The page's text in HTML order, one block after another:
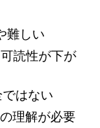
難しい
読性が下が
はない
理解が必要